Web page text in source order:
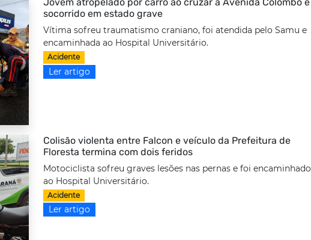
Jovem atropelado por carro ao cruzar a Avenida Colombo é
socorrido em estado grave
Vítima sofreu traumatismo craniano, foi atendida pelo Samu e
encaminhada ao Hospital Universitário.
Acidente
Ler artigo
Colisão violenta entre Falcon e veículo da Prefeitura de
Floresta termina com dois feridos
Motociclista sofreu graves lesões nas pernas e foi encaminhado
ao Hospital Universitário.
Acidente
Ler artigo